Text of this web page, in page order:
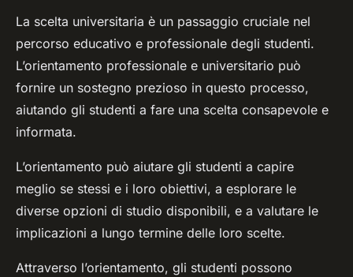
La scelta universitaria è un passaggio cruciale nel
percorso educativo e professionale degli studenti.
L’orientamento professionale e universitario può
fornire un sostegno prezioso in questo processo,
aiutando gli studenti a fare una scelta consapevole e
informata.
L’orientamento può aiutare gli studenti a capire
meglio se stessi e i loro obiettivi, a esplorare le
diverse opzioni di studio disponibili, e a valutare le
implicazioni a lungo termine delle loro scelte.
Attraverso l’orientamento, gli studenti possono